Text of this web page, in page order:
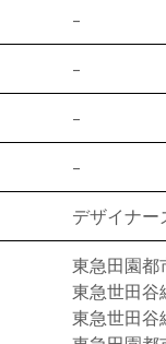
–
–
–
–
デザイナー
東急田園都
東急世田谷
東急世田谷